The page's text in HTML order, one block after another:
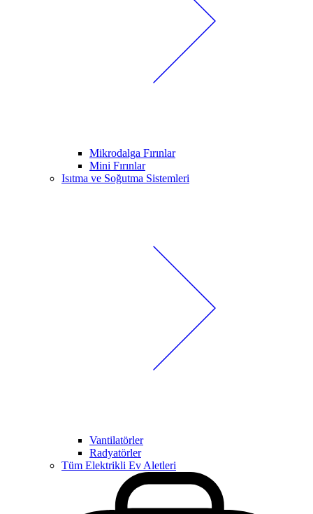
Mikrodalga Fırınlar
Mini Fırınlar
Isıtma ve Soğutma Sistemleri
Vantilatörler
Radyatörler
Tüm Elektrikli Ev Aletleri